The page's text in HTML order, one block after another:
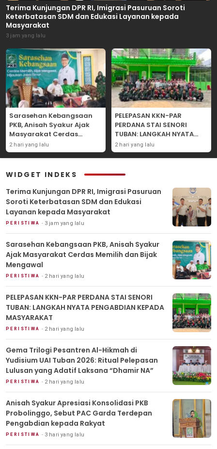
Terima Kunjungan DPR RI, Imigrasi Pasuruan Soroti
Keterbatasan SDM dan Edukasi Layanan kepada
Masyarakat
3 jam yang lalu
Sarasehan Kebangsaan
PKB, Anisah Syakur Ajak
Masyarakat Cerdas
Memilih dan Bijak
Mengawal
2 hari yang lalu
PELEPASAN KKN-PAR
PERDANA STAI SENORI
TUBAN: LANGKAH NYATA
PENGABDIAN KEPADA
MASYARAKAT
2 hari yang lalu
WIDGET INDEKS
Terima Kunjungan DPR RI, Imigrasi Pasuruan
Soroti Keterbatasan SDM dan Edukasi
Layanan kepada Masyarakat
PERISTIWA 3 jam yang lalu
Sarasehan Kebangsaan PKB, Anisah Syakur
Ajak Masyarakat Cerdas Memilih dan Bijak
Mengawal
PERISTIWA 2 hari yang lalu
PELEPASAN KKN-PAR PERDANA STAI SENORI
TUBAN: LANGKAH NYATA PENGABDIAN KEPADA
MASYARAKAT
PERISTIWA 2 hari yang lalu
Gema Trilogi Pesantren Al-Hikmah di
Yudisium UAI Tuban 2026: Ritual Pelepasan
Lulusan yang Adatif Laksana “Dhamir NA”
PERISTIWA 2 hari yang lalu
Anisah Syakur Apresiasi Konsolidasi PKB
Probolinggo, Sebut PAC Garda Terdepan
Pengabdian kepada Rakyat
PERISTIWA 3 hari yang lalu